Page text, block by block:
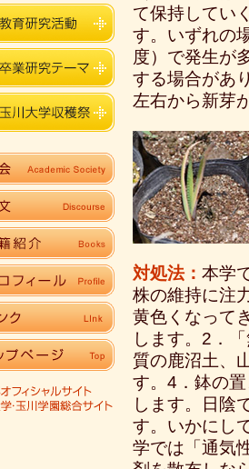
て保持してい
す。いずれの
度）で発生が
する場合があ
左右から新芽
対処法： 本学
株の維持に注
黄色くなって
します。2．
質の鹿沼土、
す。4．鉢の
します。日陰
す。いかにし
学では「通気